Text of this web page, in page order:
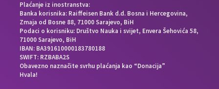
Plaćanje iz inostranstva:
Banka korisnika: Raiffeisen Bank d.d. Bosna i Hercegovina,
Zmaja od Bosne 88, 71000 Sarajevo, BiH
Podaci o korisniku: Društvo Nauka i svijet, Envera Šehovića 58,
71000 Sarajevo, BiH
IBAN: BA391610000183780188
SWIFT: RZBABA2S
Obavezno naznačite svrhu plaćanja kao “Donacija”
Hvala!